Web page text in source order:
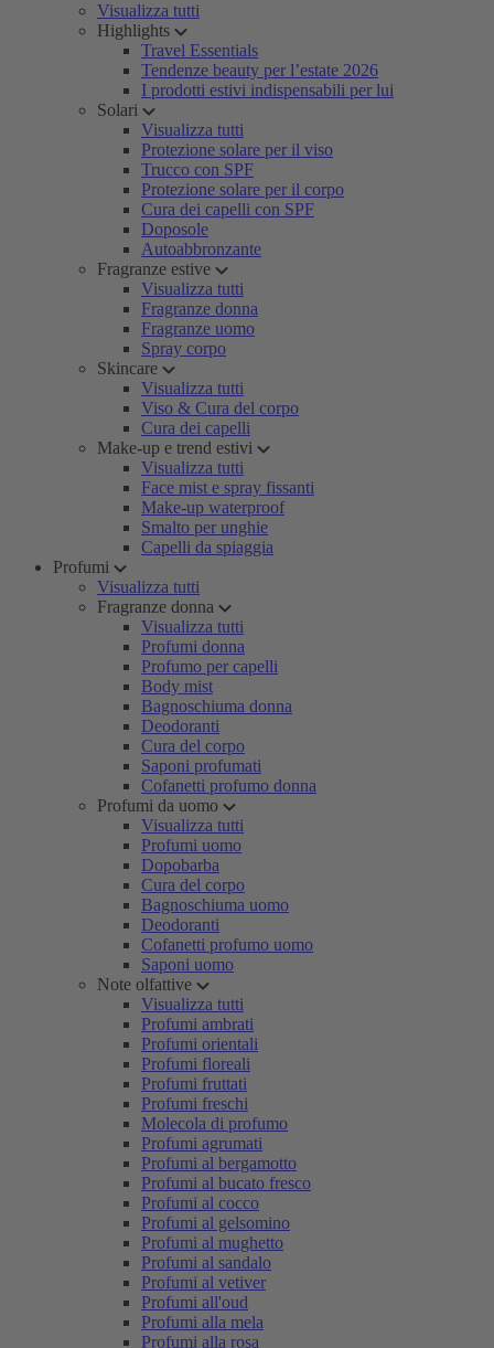
Visualizza tutti
Highlights
Travel Essentials
Tendenze beauty per l’estate 2026
I prodotti estivi indispensabili per lui
Solari
Visualizza tutti
Protezione solare per il viso
Trucco con SPF
Protezione solare per il corpo
Cura dei capelli con SPF
Doposole
Autoabbronzante
Fragranze estive
Visualizza tutti
Fragranze donna
Fragranze uomo
Spray corpo
Skincare
Visualizza tutti
Viso & Cura del corpo
Cura dei capelli
Make-up e trend estivi
Visualizza tutti
Face mist e spray fissanti
Make-up waterproof
Smalto per unghie
Capelli da spiaggia
Profumi
Visualizza tutti
Fragranze donna
Visualizza tutti
Profumi donna
Profumo per capelli
Body mist
Bagnoschiuma donna
Deodoranti
Cura del corpo
Saponi profumati
Cofanetti profumo donna
Profumi da uomo
Visualizza tutti
Profumi uomo
Dopobarba
Cura del corpo
Bagnoschiuma uomo
Deodoranti
Cofanetti profumo uomo
Saponi uomo
Note olfattive
Visualizza tutti
Profumi ambrati
Profumi orientali
Profumi floreali
Profumi fruttati
Profumi freschi
Molecola di profumo
Profumi agrumati
Profumi al bergamotto
Profumi al bucato fresco
Profumi al cocco
Profumi al gelsomino
Profumi al mughetto
Profumi al sandalo
Profumi al vetiver
Profumi all'oud
Profumi alla mela
Profumi alla rosa